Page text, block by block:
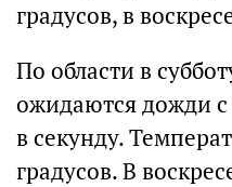
градусов, в
По области в
ожидаются дожди с
в секунду.
градусов. В